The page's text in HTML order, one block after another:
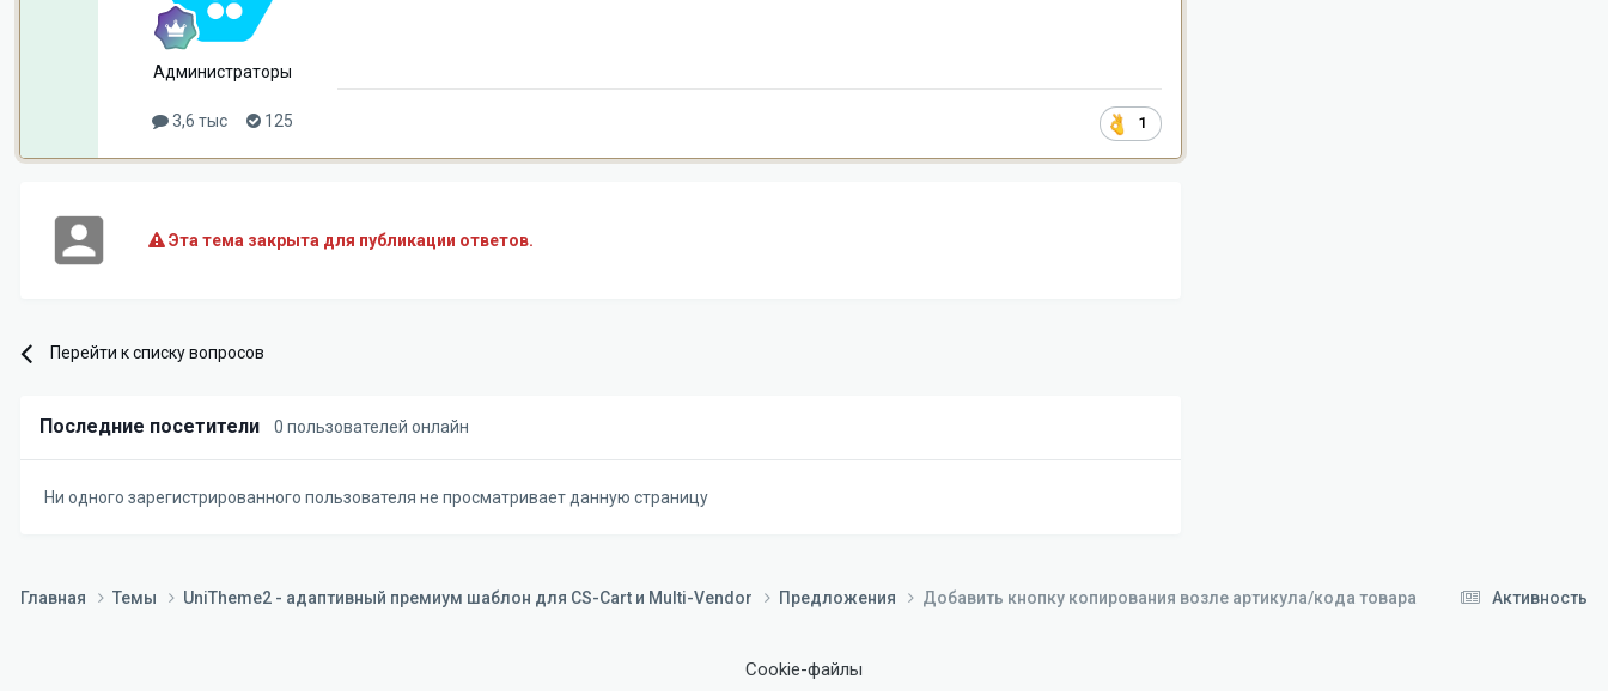
Администраторы
3,6 тыс 125 1
Эта тема закрыта для публикации ответов.
Перейти к списку вопросов
Последние посетители 0 пользователей онлайн
Ни одного зарегистрированного пользователя не просматривает данную страницу
Активность
Главная Темы UniTheme2 - адаптивный премиум шаблон для CS-Cart и Multi-Vendor Предложения Добавить кнопку копирования возле артикула/кода товара
Cookie-файлы